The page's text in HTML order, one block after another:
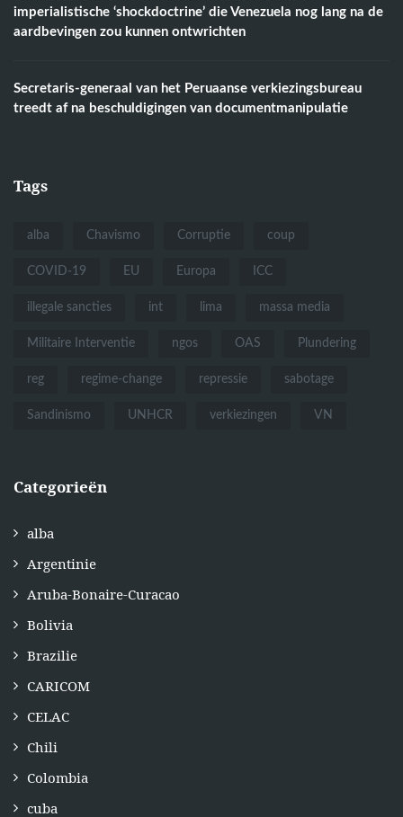
imperialistische ‘shockdoctrine’ die Venezuela nog lang na de
aardbevingen zou kunnen ontwrichten
Secretaris-generaal van het Peruaanse verkiezingsbureau
treedt af na beschuldigingen van documentmanipulatie
Tags
alba Chavismo Corruptie coup
COVID-19 EU Europa ICC
illegale sancties int lima massa media
Militaire Interventie ngos OAS Plundering
reg regime-change repressie sabotage
Sandinismo UNHCR verkiezingen VN
Categorieën
alba
Argentinie
Aruba-Bonaire-Curacao
Bolivia
Brazilie
CARICOM
CELAC
Chili
Colombia
cuba